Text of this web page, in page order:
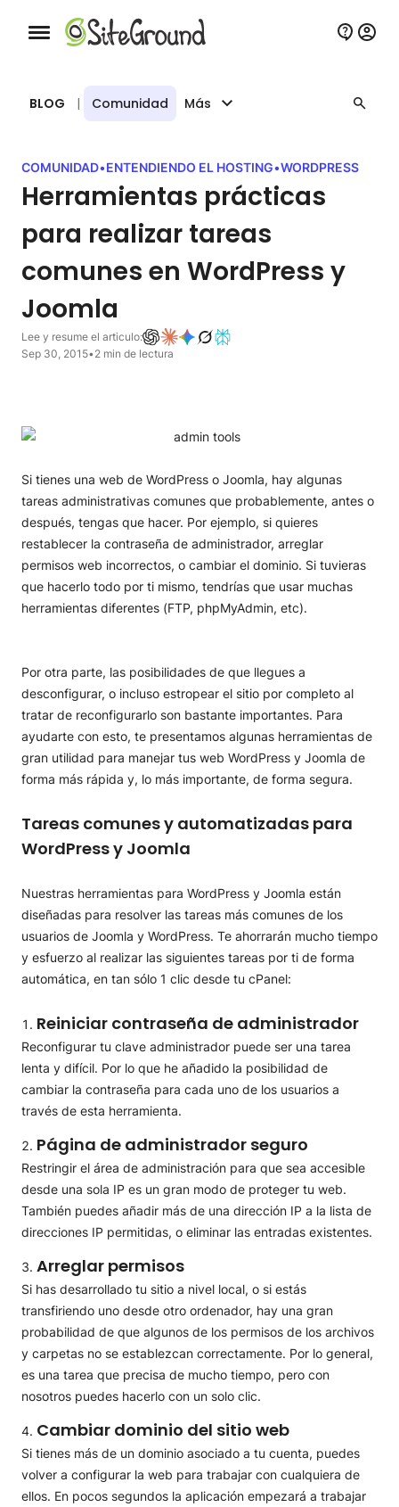
Botón de navegación móvil
BLOG | Comunidad Más
COMUNIDAD•ENTENDIENDO EL HOSTING•WORDPRESS
Herramientas prácticas
para realizar tareas
comunes en WordPress y
Joomla
Lee y resume el articulo:
Sep 30, 2015•2 min de lectura
Si tienes una web de WordPress o Joomla, hay algunas
tareas administrativas comunes que probablemente, antes o
después, tengas que hacer. Por ejemplo, si quieres
restablecer la contraseña de administrador, arreglar
permisos web incorrectos, o cambiar el dominio. Si tuvieras
que hacerlo todo por ti mismo, tendrías que usar muchas
herramientas diferentes (FTP, phpMyAdmin, etc).
Por otra parte, las posibilidades de que llegues a
desconfigurar, o incluso estropear el sitio por completo al
tratar de reconfigurarlo son bastante importantes. Para
ayudarte con esto, te presentamos algunas herramientas de
gran utilidad para manejar tus web WordPress y Joomla de
forma más rápida y, lo más importante, de forma segura.
Tareas comunes y automatizadas para
WordPress y Joomla
Nuestras herramientas para WordPress y Joomla están
diseñadas para resolver las tareas más comunes de los
usuarios de Joomla y WordPress. Te ahorrarán mucho tiempo
y esfuerzo al realizar las siguientes tareas por ti de forma
automática, en tan sólo 1 clic desde tu cPanel:
Reiniciar contraseña de administrador
Reconfigurar tu clave administrador puede ser una tarea
lenta y difícil. Por lo que he añadido la posibilidad de
cambiar la contraseña para cada uno de los usuarios a
través de esta herramienta.
Página de administrador seguro
Restringir el área de administración para que sea accesible
desde una sola IP es un gran modo de proteger tu web.
También puedes añadir más de una dirección IP a la lista de
direcciones IP permitidas, o eliminar las entradas existentes.
Arreglar permisos
Si has desarrollado tu sitio a nivel local, o si estás
transfiriendo uno desde otro ordenador, hay una gran
probabilidad de que algunos de los permisos de los archivos
y carpetas no se establezcan correctamente. Por lo general,
es una tarea que precisa de mucho tiempo, pero con
nosotros puedes hacerlo con un solo clic.
Cambiar dominio del sitio web
Si tienes más de un dominio asociado a tu cuenta, puedes
volver a configurar la web para trabajar con cualquiera de
ellos. En pocos segundos la aplicación empezará a trabajar